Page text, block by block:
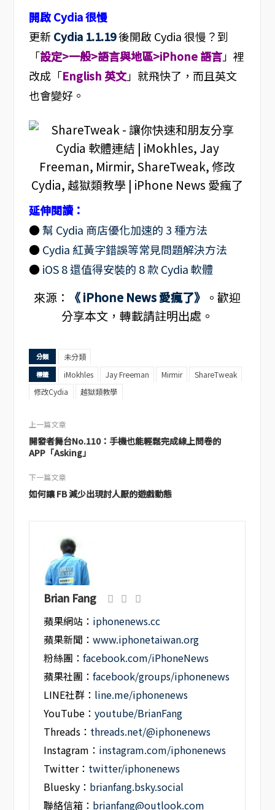
開啟 Cydia 很慢
更新Cydia 1.1.19後開啟 Cydia 很慢？到
「設定>一般>語言與地區>iPhone 語言」裡
改成「English 英文」就飛快了，而且英文
也會變好。
延伸閱讀：
●幫 Cydia 商店優化加速的 3 種方法
● Cydia 紅黃字錯誤等常見問題解決方法
● iOS 8 還值得安裝的 8 款 Cydia 軟體
來源： 《 iPhone News 愛瘋了》 。歡迎
分享本文，轉載請註明出處。
分類 未分類
標籤 iMokhles Jay Freeman Mirmir
ShareTweak
修改Cydia
越獄類教學
上一篇文章
開發者舞台No.110：手機也能輕鬆完成線上問卷的
APP「Asking」
下一篇文章
如何讓 FB 減少出現討人厭的遊戲動態
Brian Fang
蘋果網站： iphonenews.cc
蘋果新聞：www.iphonetaiwan.org
粉絲團：facebook.com/iPhoneNews
蘋果社團：facebook/groups/iphonenews
LINE社群： line.me/iphonenews
YouTube：youtube/BrianFang
Threads： threads.net/@iphonenews
Instagram： instagram.com/iphonenews
Twitter： twitter/iphonenews
Bluesky： brianfang.bsky.social
聯絡信箱： brianfang@outlook.com